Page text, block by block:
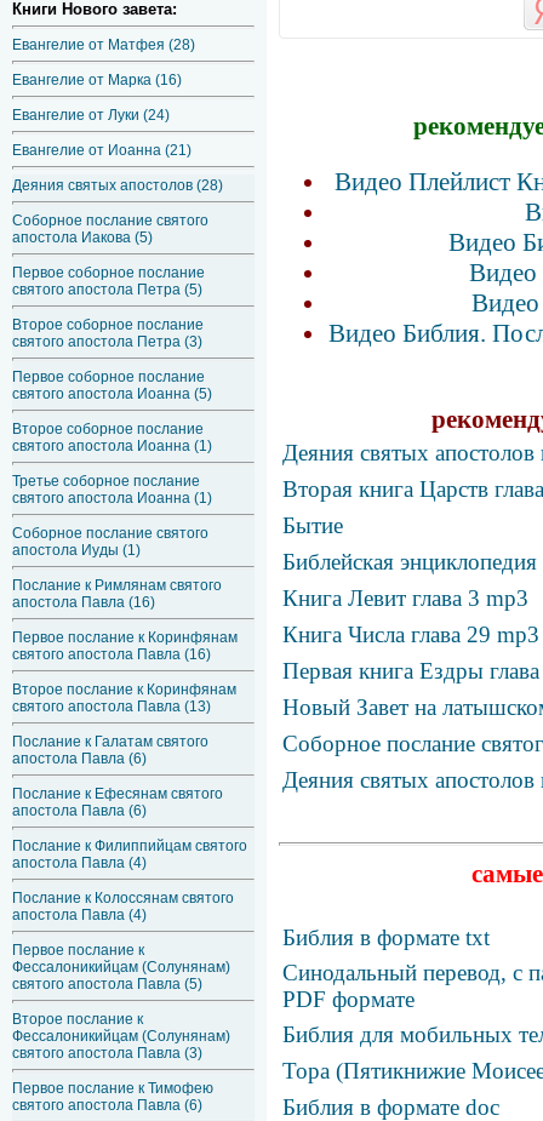
Книги Нового завета:
Евангелие от Матфея (28)
Евангелие от Марка (16)
Евангелие от Луки (24)
Евангелие от Иоанна (21)
Деяния святых апостолов (28)
Соборное послание святого
апостола Иакова (5)
Первое соборное послание
святого апостола Петра (5)
Второе соборное послание
святого апостола Петра (3)
Первое соборное послание
святого апостола Иоанна (5)
Второе соборное послание
святого апостола Иоанна (1)
Третье соборное послание
святого апостола Иоанна (1)
Соборное послание святого
апостола Иуды (1)
Послание к Римлянам святого
апостола Павла (16)
Первое послание к Коринфянам
святого апостола Павла (16)
Второе послание к Коринфянам
святого апостола Павла (13)
Послание к Галатам святого
апостола Павла (6)
Послание к Ефесянам святого
апостола Павла (6)
Послание к Филиппийцам святого
апостола Павла (4)
Послание к Колоссянам святого
апостола Павла (4)
Первое послание к
Фессалоникийцам (Солунянам)
святого апостола Павла (5)
Второе послание к
Фессалоникийцам (Солунянам)
святого апостола Павла (3)
Первое послание к Тимофею
святого апостола Павла (6)
Видео Плейлист
Видео
Видео
Видео
Видео Библия.
Деяния святых апостолов
Вторая книга Царств
Бытие
Библейская энциклопедия
Книга Левит глава 3 mp3
Книга Числа глава 29 mp3
Первая книга Ездры
Новый Завет на
Соборное послание
Деяния святых апостолов
Библия в формате txt
Синодальный перевод, с
PDF формате
Библия для мобильных
Тора (Пятикнижие
Библия в формате doc